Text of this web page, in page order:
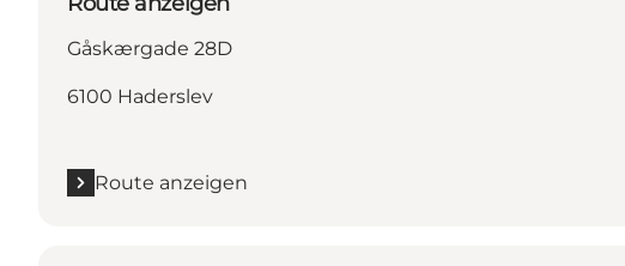
Gåskærgade 28D
6100 Haderslev
Route anzeigen